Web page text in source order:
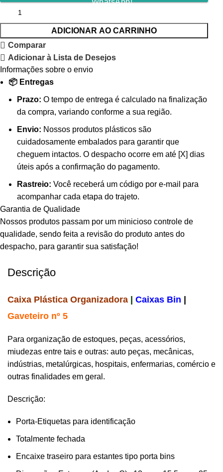
WhatsApp!
ADICIONAR AO CARRINHO
Comparar
Adicionar à Lista de Desejos
Informações sobre o envio
📦 Entregas
Prazo: O tempo de entrega é calculado na finalização
da compra, variando conforme a sua região.
Envio: Nossos produtos plásticos são
cuidadosamente embalados para garantir que
cheguem intactos. O despacho ocorre em até [X] dias
úteis após a confirmação do pagamento.
Rastreio: Você receberá um código por e-mail para
acompanhar cada etapa do trajeto.
Garantia de Qualidade
Nossos produtos passam por um minicioso controle de
qualidade, sendo feita a revisão do produto antes do
despacho, para garantir sua satisfação!
Descrição
Caixa Plástica Organizadora Caixas Bin
Gaveteiro nº 5
Para organização de estoques, peças, acessórios,
miudezas entre tais e outras: auto peças, mecânicas,
indústrias, metalúrgicas, hospitais, enfermarias, comércio e
outras finalidades em geral.
Descrição:
Porta-Etiquetas para identificação
Totalmente fechada
Encaixe traseiro para estantes tipo porta bins